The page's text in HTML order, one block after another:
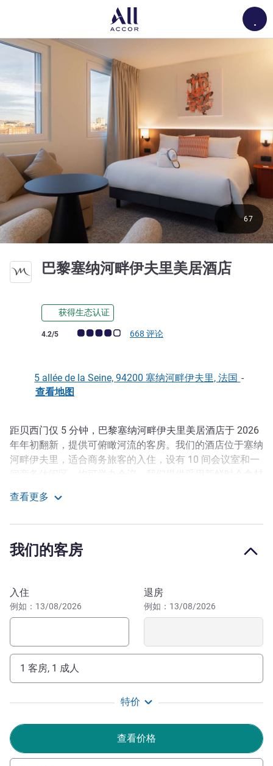
巴黎塞纳河畔伊夫里美居酒店4 星
获得生态认证
客户意见评级 (ALL 评级)
4.2/5 668 评论
67
5 allée de la Seine, 94200 塞纳河畔伊夫里, 法国 -
查看地图
描述
距贝西门仅 5 分钟，巴黎塞纳河畔伊夫里美居酒店于 2026
年年初翻新，提供可俯瞰河流的客房。我们的酒店位于塞纳
河畔伊夫里，适合商务旅客的入住，设有 10 间会议室和一
间舒适的酒吧。
我们在塞纳河畔伊夫里的这家酒店位于塞纳河和马恩河的交
汇处，靠近贝西区和意大利广场，地理位置优越，方便客人
游览巴黎东部，包括亚洲区。喜欢散步郊游的游客可游览文
酒店距离巴黎大区快铁 RER C 线 12 和文森动物园，以及雅
高体育场所在的贝西公园。从酒店步行 12 分钟即可到达
RER C 线车站，前往里昂和奥斯特里茨火车站。在首都旅行
从酒店出门沿着塞纳河和马恩河左岸漫步，或者乘坐地铁 8
号线，可以抵达弗朗索瓦密特朗图书馆、贝西区、雅高体育
馆、巴黎动物园和花卉公园。
于塞纳河岸，靠近巴黎。酒店地理位置优越，提供免费停
车，是商务和休闲住宿的理想选择。享受宾至如归的感觉！
查看更多
我们的客房
预订此酒店
入住
例如：13/08/2026
退房
例如：13/08/2026
1 客房, 1 成人
特价
查看价格